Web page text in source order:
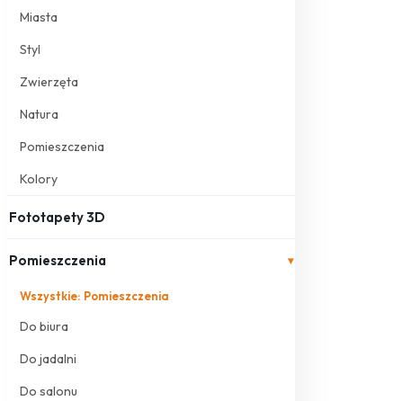
Miasta
Styl
Zwierzęta
Natura
Pomieszczenia
Kolory
Fototapety 3D
Pomieszczenia ▾
Wszystkie: Pomieszczenia
Do biura
Do jadalni
Do salonu